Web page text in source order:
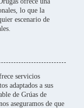
lo que la
escenario de
servicios
adaptados a sus
de Grúas de
aseguramos de que